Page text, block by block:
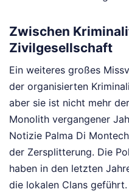
Zwischen
Zivilgesellschaft
Ein weiteres großes
der organisierten
aber sie ist nicht mehr
Monolith vergangener
Notizie Palma Di
der Zersplitterung. Die
haben in den letzten
die lokalen Clans